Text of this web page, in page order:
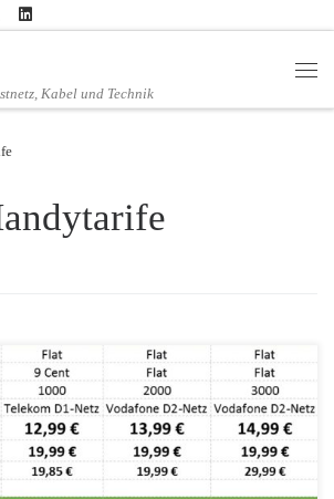
Kabel und Technik
geht klarmobil mit angepassten
Tarife funken im D1- und D2-Netz und haben